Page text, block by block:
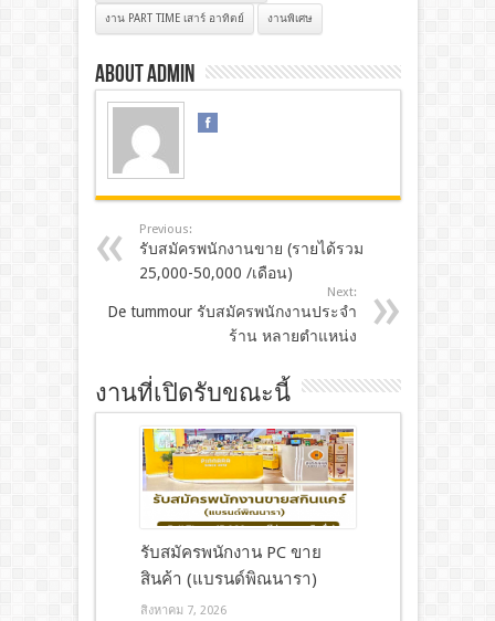
งาน PART TIME เสาร์ อาทิตย์ งานพิเศษ
About admin
Previous:
รับสมัครพนักงานขาย (รายได้รวม
25,000-50,000 /เดือน)
Next:
De tummour รับสมัครพนักงานประจำ
ร้าน หลายตำแหน่ง
งานที่เปิดรับขณะนี้
รับสมัครพนักงาน PC ขาย
สินค้า (แบรนด์พิณนารา)
สิงหาคม 7, 2026